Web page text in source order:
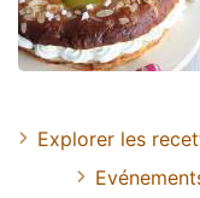
Explorer les